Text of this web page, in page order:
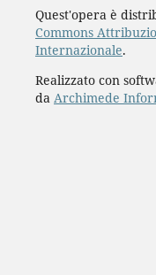
Quest'opera è
Commons
Internazionale.
Realizzato con
da Archimede